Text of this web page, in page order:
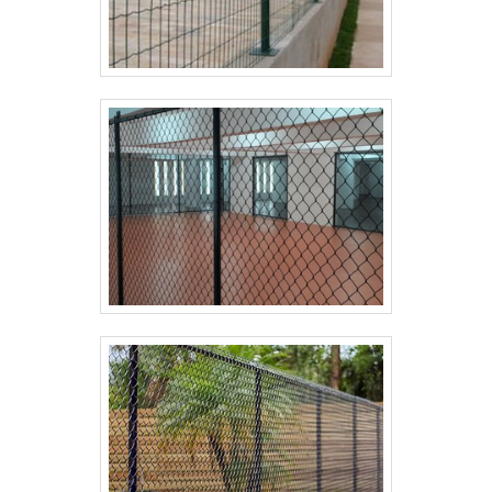
e serviços de qualidade. Alguns desses motivos são:
Equipe multidisciplinar de consultores associados;
Profissionais com vasta experiência na área de
atuação; Equipe de alta qualidade; Escritório de alta
qualidade onde são realizadas as atividades; Sala de
treinamento com materiais sofisticados;
Equipamentos de última geração. QUALIDADES E
PONTOS FORTES DA EMPRESAApenas na Paraná
Telas as melhores opções sempre estão à
disposição quando se procura soluções para grade
de proteção. Sempre de olho no mercado, traz
novidades em itens como alambrado industrial e
portão autoportante.É conhecida por ser uma
empresa comprometida com seus serviços e uma
empresa altamente qualificada, padrões alcançados
por conter escritório de alta qualidade onde são
realizadas as atividades e equipamentos de última